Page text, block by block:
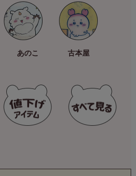
あのこ 古本屋